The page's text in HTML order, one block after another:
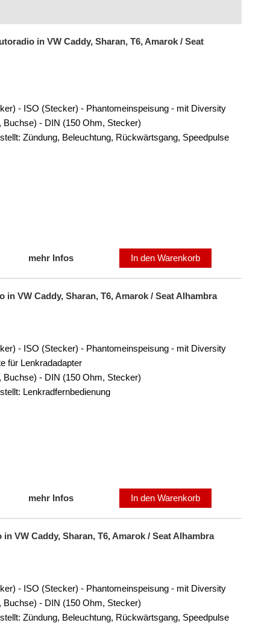
in VW Caddy, Sharan, T6, Amarok / Seat
- ISO (Stecker) - Phantomeinspeisung - mit Diversity
- DIN (150 Ohm, Stecker)
Zündung, Beleuchtung, Rückwärtsgang, Speedpulse
mehr Infos In den Warenkorb
VW Caddy, Sharan, T6, Amarok / Seat Alhambra
- ISO (Stecker) - Phantomeinspeisung - mit Diversity
für Lenkradadapter
- DIN (150 Ohm, Stecker)
Lenkradfernbedienung
mehr Infos In den Warenkorb
VW Caddy, Sharan, T6, Amarok / Seat Alhambra
- ISO (Stecker) - Phantomeinspeisung - mit Diversity
- DIN (150 Ohm, Stecker)
Zündung, Beleuchtung, Rückwärtsgang, Speedpulse